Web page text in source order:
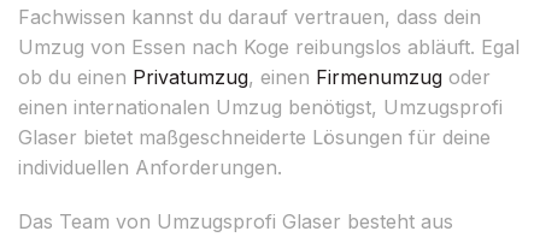
Fachwissen kannst du darauf vertrauen, dass dein
Umzug von Essen nach Koge reibungslos abläuft. Egal
ob du einen Privatumzug, einen Firmenumzug oder
einen internationalen Umzug benötigst, Umzugsprofi
Glaser bietet maßgeschneiderte Lösungen für deine
individuellen Anforderungen.
Das Team von Umzugsprofi Glaser besteht aus